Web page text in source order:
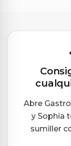
Abre
y Sophia
sumiller